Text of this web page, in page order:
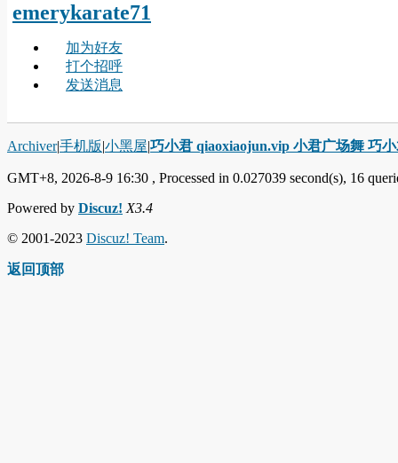
emerykarate71
加为好友
打个招呼
发送消息
Archiver|手机版|小黑屋|巧小君 qiaoxiaojun.vip 小君广场舞 巧
GMT+8, 2026-8-9 16:30 , Processed in 0.027039 second(s), 16
Powered by Discuz! X3.4
© 2001-2023 Discuz! Team.
返回顶部